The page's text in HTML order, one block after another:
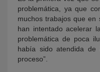
problemática, ya que
muchos trabajos que en
han intentado acelerar
problemática de poca
había sido atendida de
proceso”.